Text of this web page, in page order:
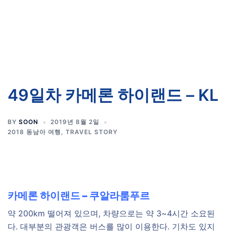
49일차 카메론 하이랜드 – KL
BY SOON
2019년 8월 2일
2018 동남아 여행 , TRAVEL STORY
카메론 하이랜드 – 쿠알라룸푸르
약 200km 떨어져 있으며, 차량으로는 약 3~4시간 소요된
다. 대부분의 관광객은 버스를 많이 이용한다. 기차도 있지